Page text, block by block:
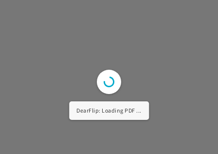
DearFlip: Loading PDF 11% ...